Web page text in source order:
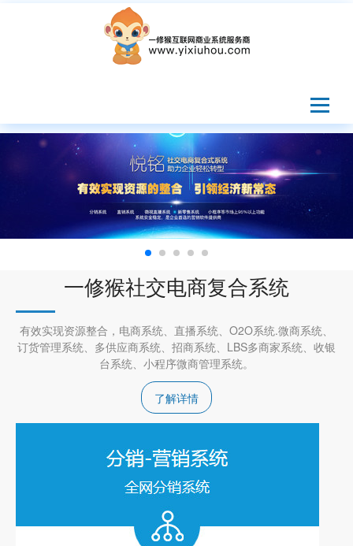
一修猴社交电商复合系统
有效实现资源整合，电商系统、直播系统、O2O系统.微商系统、
订货管理系统、多供应商系统、招商系统、LBS多商家系统、收银
台系统、小程序微商管理系统。
了解详情